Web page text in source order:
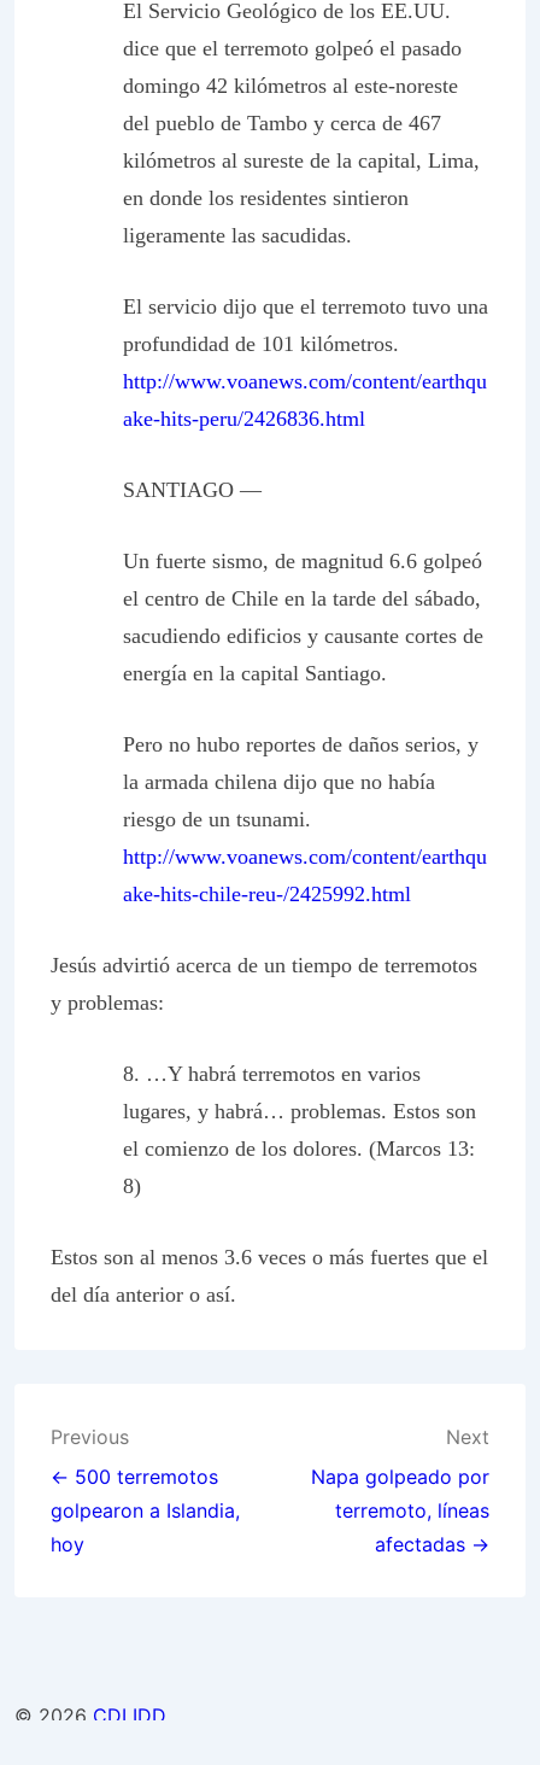
El Servicio Geológico de los EE.UU.
dice que el terremoto golpeó el pasado
domingo 42 kilómetros al este-noreste
del pueblo de Tambo y cerca de 467
kilómetros al sureste de la capital, Lima,
en donde los residentes sintieron
ligeramente las sacudidas.
El servicio dijo que el terremoto tuvo una
profundidad de 101 kilómetros.
http://www.voanews.com/content/earthqu
ake-hits-peru/2426836.html
SANTIAGO —
Un fuerte sismo, de magnitud 6.6 golpeó
el centro de Chile en la tarde del sábado,
sacudiendo edificios y causante cortes de
energía en la capital Santiago.
Pero no hubo reportes de daños serios, y
la armada chilena dijo que no había
riesgo de un tsunami.
http://www.voanews.com/content/earthqu
ake-hits-chile-reu-/2425992.html
Jesús advirtió acerca de un tiempo de terremotos
y problemas:
8. …Y habrá terremotos en varios
lugares, y habrá… problemas. Estos son
el comienzo de los dolores. (Marcos 13:
8)
Estos son al menos 3.6 veces o más fuertes que el
del día anterior o así.
Post
navigation
Previous
← 500 terremotos
golpearon a Islandia,
hoy
Next
Napa golpeado por
terremoto, líneas
afectadas →
© 2026 CDLIDD